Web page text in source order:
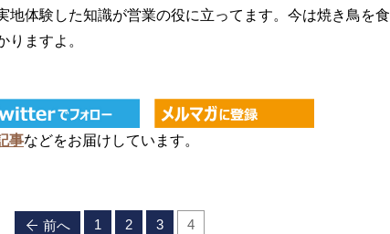
地体験した知識が営業の役に立ってます。今は焼き鳥を食
りますよ。
事などをお届けしています。
前へ 1 2 3 4